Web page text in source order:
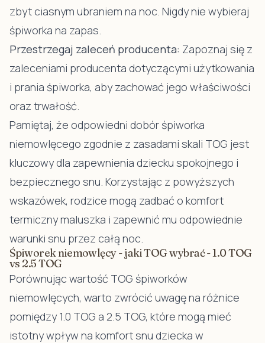
zbyt ciasnym ubraniem na noc. Nigdy nie wybieraj
śpiworka na zapas.
Przestrzegaj zaleceń producenta: Zapoznaj się z
zaleceniami producenta dotyczącymi użytkowania
i prania śpiworka, aby zachować jego właściwości
oraz trwałość.
Pamiętaj, że odpowiedni dobór śpiworka
niemowlęcego zgodnie z zasadami skali TOG jest
kluczowy dla zapewnienia dziecku spokojnego i
bezpiecznego snu. Korzystając z powyższych
wskazówek, rodzice mogą zadbać o komfort
termiczny maluszka i zapewnić mu odpowiednie
warunki snu przez całą noc.
Śpiworek niemowlęcy - jaki TOG wybrać - 1.0 TOG
vs 2.5 TOG
Porównując wartość TOG śpiworków
niemowlęcych, warto zwrócić uwagę na różnice
pomiędzy 1.0 TOG a 2.5 TOG, które mogą mieć
istotny wpływ na komfort snu dziecka w